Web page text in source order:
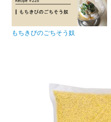
もちきびのごちそう奴